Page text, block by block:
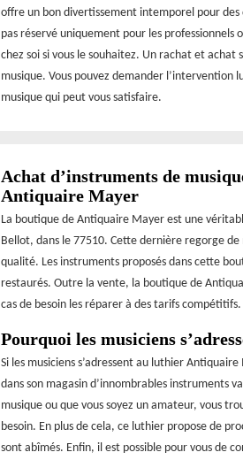
offre un bon divertissement intemporel pour
pas réservé uniquement pour les professionnels
chez soi si vous le souhaitez. Un rachat et
musique. Vous pouvez demander l’intervention
musique qui peut vous satisfaire.
Achat d’instruments de
Antiquaire Mayer
La boutique de Antiquaire Mayer est une
Bellot, dans le 77510. Cette dernière regorge
qualité. Les instruments proposés dans cette
restaurés. Outre la vente, la boutique de
cas de besoin les réparer à des tarifs
Pourquoi les musiciens
Si les musiciens s’adressent au luthier
dans son magasin d’innombrables instruments
musique ou que vous soyez un amateur, vous
besoin. En plus de cela, ce luthier propose de
sont abîmés. Enfin, il est possible pour vous de